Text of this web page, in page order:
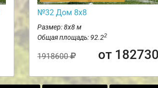
№32 Дом 8х8
Размер: 8х8 м
Общая площадь: 92.22
1918600 от